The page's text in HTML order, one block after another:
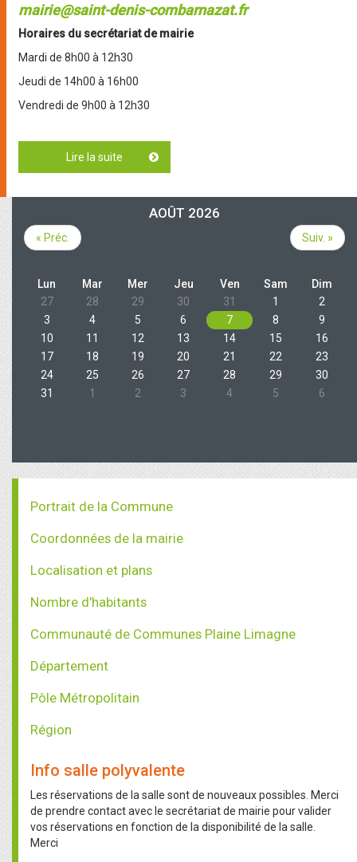
mairie@saint-denis-combarnazat.fr
Horaires du secrétariat de mairie
Mardi de 8h00 à 12h30
Jeudi de 14h00 à 16h00
Vendredi de 9h00 à 12h30
Lire la suite de Coordonnées de la mairie
AOÛT 2026
« Préc. Suiv. »
Lun Mar Mer Jeu Ven Sam
Dim
27
28 29 30 31 1
2
3
4 5 6 7 8
9
10
11 12 13 14 15
16
17
18 19 20 21 22
23
24
25 26 27 28 29
30
31
1 2 3 4 5 6
Portrait de la Commune
Coordonnées de la mairie
Localisation et plans
Nombre d'habitants
Communauté de Communes Plaine Limagne
Département
Pôle Métropolitain
Région
Info salle polyvalente
Les réservations de la salle sont de nouveaux possibles. Merci
de prendre contact avec le secrétariat de mairie pour valider
vos réservations en fonction de la disponibilité de la salle.
Merci